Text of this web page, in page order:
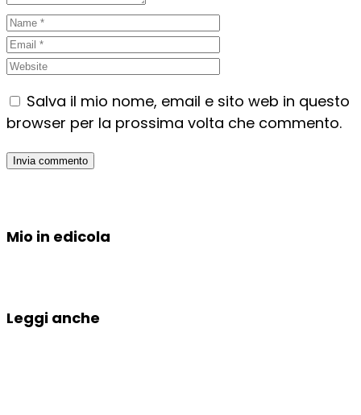
Salva il mio nome, email e sito web in questo
browser per la prossima volta che commento.
Mio in edicola
Leggi anche